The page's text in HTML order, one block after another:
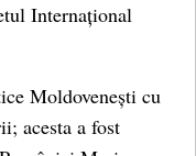
Internațional
Moldovenești cu
acesta a fost